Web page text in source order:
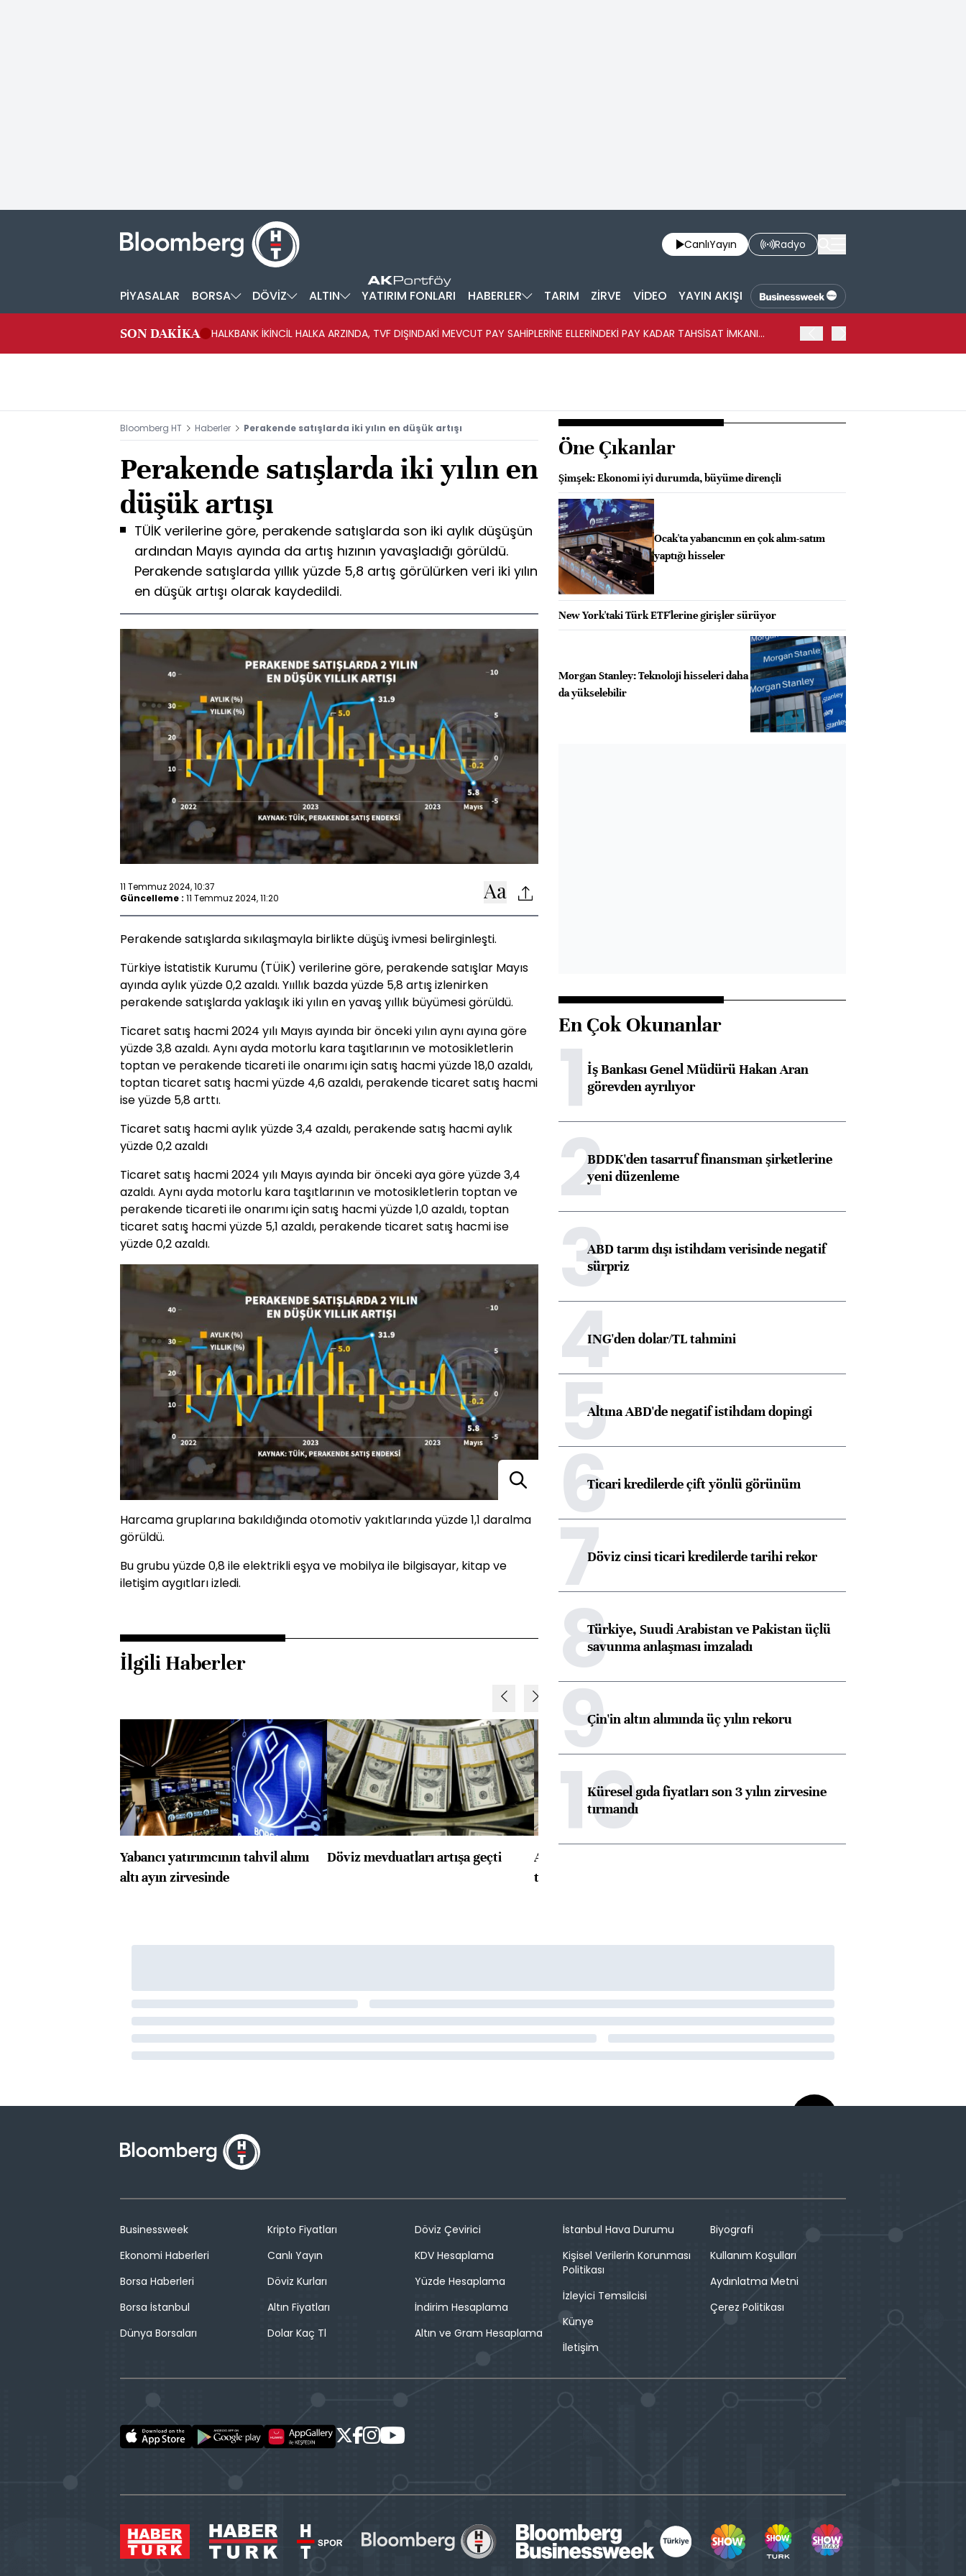
CanlıYayın Radyo
PİYASALAR BORSA DÖVİZ ALTIN YATIRIM FONLARI HABERLER TARIM ZİRVE VİDEO YAYIN AKIŞI
SON DAKİKA
HALKBANK İKİNCİL HALKA ARZINDA, TVF DIŞINDAKİ MEVCUT PAY SAHİPLERİNE ELLERİNDEKİ PAY KADAR TAHSİSAT İMKANI
Bloomberg HT Haberler Perakende satışlarda iki yılın en düşük artışı
Perakende satışlarda iki yılın en
düşük artışı
TÜİK verilerine göre, perakende satışlarda son iki aylık düşüşün
ardından Mayıs ayında da artış hızının yavaşladığı görüldü.
Perakende satışlarda yıllık yüzde 5,8 artış görülürken veri iki yılın
en düşük artışı olarak kaydedildi.
11 Temmuz 2024, 10:37
Güncelleme : 11 Temmuz 2024, 11:20
Perakende satışlarda sıkılaşmayla birlikte düşüş ivmesi belirginleşti.
Türkiye İstatistik Kurumu (TÜİK) verilerine göre, perakende satışlar Mayıs
ayında aylık yüzde 0,2 azaldı. Yııllık bazda yüzde 5,8 artış izlenirken
perakende satışlarda yaklaşık iki yılın en yavaş yıllık büyümesi görüldü.
Ticaret satış hacmi 2024 yılı Mayıs ayında bir önceki yılın aynı ayına göre
yüzde 3,8 azaldı. Aynı ayda motorlu kara taşıtlarının ve motosikletlerin
toptan ve perakende ticareti ile onarımı için satış hacmi yüzde 18,0 azaldı,
toptan ticaret satış hacmi yüzde 4,6 azaldı, perakende ticaret satış hacmi
ise yüzde 5,8 arttı.
Ticaret satış hacmi aylık yüzde 3,4 azaldı, perakende satış hacmi aylık
yüzde 0,2 azaldı
Ticaret satış hacmi 2024 yılı Mayıs ayında bir önceki aya göre yüzde 3,4
azaldı. Aynı ayda motorlu kara taşıtlarının ve motosikletlerin toptan ve
perakende ticareti ile onarımı için satış hacmi yüzde 1,0 azaldı, toptan
ticaret satış hacmi yüzde 5,1 azaldı, perakende ticaret satış hacmi ise
yüzde 0,2 azaldı.
Harcama gruplarına bakıldığında otomotiv yakıtlarında yüzde 1,1 daralma
görüldü.
Bu grubu yüzde 0,8 ile elektrikli eşya ve mobilya ile bilgisayar, kitap ve
iletişim aygıtları izledi.
İlgili Haberler
Yabancı yatırımcının tahvil alımı
altı ayın zirvesinde
Döviz mevduatları artışa geçti
ABD'de konut başlangıçları
toparlandı
Öne Çıkanlar
Şimşek: Ekonomi iyi durumda, büyüme dirençli
Ocak'ta yabancının en çok alım-satım
yaptığı hisseler
New York'taki Türk ETF'lerine girişler sürüyor
Morgan Stanley: Teknoloji hisseleri daha
da yükselebilir
En Çok Okunanlar
1İş Bankası Genel Müdürü Hakan Aran
görevden ayrılıyor
2BDDK'den tasarruf finansman şirketlerine
yeni düzenleme
3ABD tarım dışı istihdam verisinde negatif
sürpriz
4ING'den dolar/TL tahmini
5Altına ABD'de negatif istihdam dopingi
6Ticari kredilerde çift yönlü görünüm
7Döviz cinsi ticari kredilerde tarihi rekor
8Türkiye, Suudi Arabistan ve Pakistan üçlü
savunma anlaşması imzaladı
9Çin'in altın alımında üç yılın rekoru
10
Küresel gıda fiyatları son 3 yılın zirvesine
tırmandı
Businessweek
Ekonomi Haberleri
Borsa Haberleri
Borsa İstanbul
Dünya Borsaları
Kripto Fiyatları
Canlı Yayın
Döviz Kurları
Altın Fiyatları
Dolar Kaç Tl
Döviz Çevirici
KDV Hesaplama
Yüzde Hesaplama
İndirim Hesaplama
Altın ve Gram Hesaplama
İstanbul Hava Durumu
Kişisel Verilerin Korunması
Politikası
İzleyici Temsilcisi
Künye
İletişim
Biyografi
Kullanım Koşulları
Aydınlatma Metni
Çerez Politikası